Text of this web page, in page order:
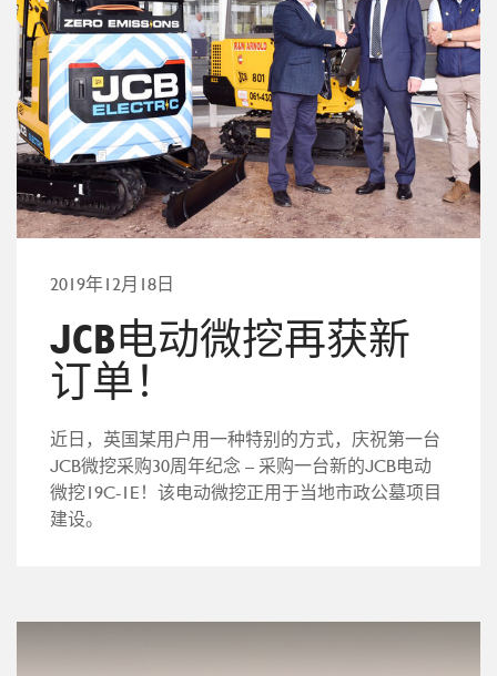
2019年12月18日
JCB电动微挖再获新
订单！
近日，英国某用户用一种特别的方式，庆祝第一台
JCB微挖采购30周年纪念 – 采购一台新的JCB电动
微挖19C-1E！该电动微挖正用于当地市政公墓项目
建设。